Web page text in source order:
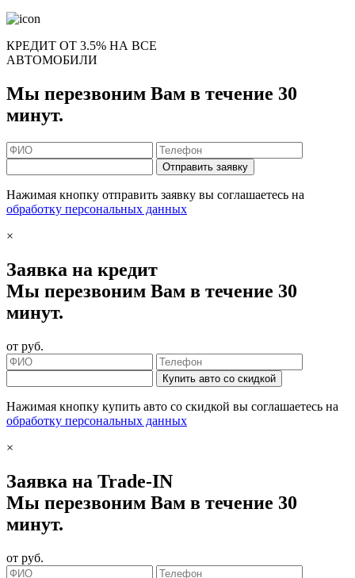
КРЕДИТ ОТ 3.5% НА ВСЕ
АВТОМОБИЛИ
Мы перезвоним Вам в течение 30
минут.
Отправить заявку
Нажимая кнопку отправить заявку вы соглашаетесь на
обработку персональных данных
×
Заявка на кредит
Мы перезвоним Вам в течение 30
минут.
от руб.
Купить авто со скидкой
Нажимая кнопку купить авто со скидкой вы соглашаетесь на
обработку персональных данных
×
Заявка на Trade-IN
Мы перезвоним Вам в течение 30
минут.
от руб.